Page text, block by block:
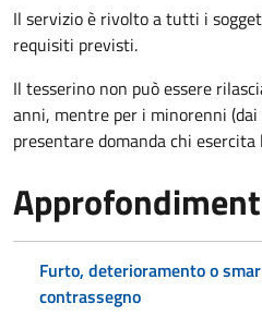
Il servizio è rivolto a tutti i
requisiti previsti.
Il tesserino non può essere
anni, mentre per i minorenni
presentare domanda chi
Furto, deterioramento o
contrassegno